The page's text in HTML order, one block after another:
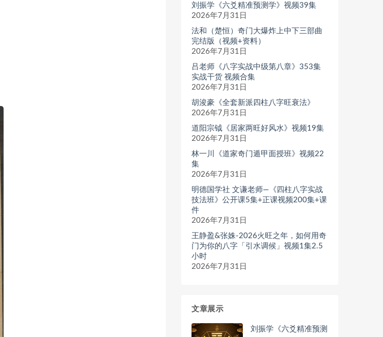
刘振学《六爻精准预测学》视频39集
2026年7月31日
法和（楚恒）奇门大爆炸上中下三部曲
完结版（视频+资料）
2026年7月31日
吕老师《八字实战中级第八章》353集
实战干货 视频合集
2026年7月31日
胡浚豪《全套新派四柱八字旺衰法》
2026年7月31日
道阳宗钺《居家两旺好风水》视频19集
2026年7月31日
林一川《道家奇门遁甲面授班》视频22
集
2026年7月31日
明德国学社 文谦老师—《四柱八字实战
技法班》公开课5集+正课视频200集+课
件
2026年7月31日
王静盈&张姝-2026火旺之年，如何用奇
门为你的八字「引水调候」视频1集2.5
小时
2026年7月31日
文章展示
刘振学《六爻精准预测